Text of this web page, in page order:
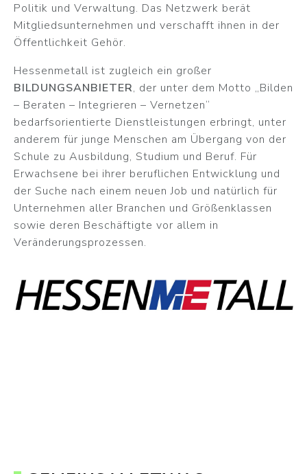
Politik und Verwaltung. Das Netzwerk berät
Mitgliedsunternehmen und verschafft ihnen in der
Öffentlichkeit Gehör.
Hessenmetall ist zugleich ein großer
BILDUNGSANBIETER, der unter dem Motto „Bilden
– Beraten – Integrieren – Vernetzen“
bedarfsorientierte Dienstleistungen erbringt, unter
anderem für junge Menschen am Übergang von der
Schule zu Ausbildung, Studium und Beruf. Für
Erwachsene bei ihrer beruflichen Entwicklung und
der Suche nach einem neuen Job und natürlich für
Unternehmen aller Branchen und Größenklassen
sowie deren Beschäftigte vor allem in
Veränderungsprozessen.